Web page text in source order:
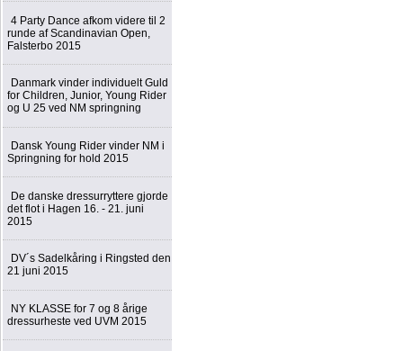
4 Party Dance afkom videre til 2
runde af Scandinavian Open,
Falsterbo 2015
Danmark vinder individuelt Guld
for Children, Junior, Young Rider
og U 25 ved NM springning
Dansk Young Rider vinder NM i
Springning for hold 2015
De danske dressurryttere gjorde
det flot i Hagen 16. - 21. juni
2015
DV´s Sadelkåring i Ringsted den
21 juni 2015
NY KLASSE for 7 og 8 årige
dressurheste ved UVM 2015